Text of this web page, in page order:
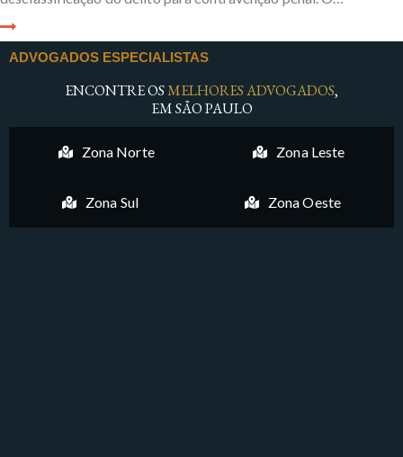
ADVOGADOS ESPECIALISTAS
ENCONTRE OSMELHORES ADVOGADOS,
EM SÃO PAULO
Zona Norte Zona Leste
Zona Sul Zona Oeste